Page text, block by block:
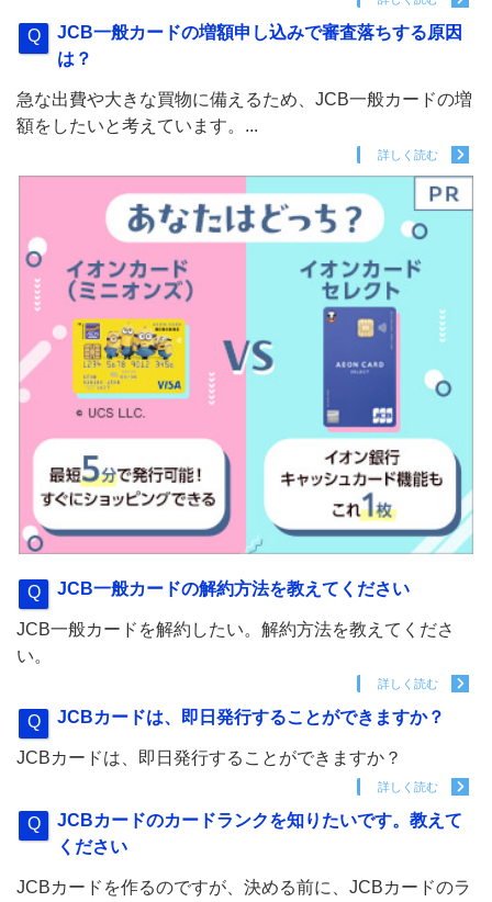
JCB一般カードの増額申し込みで審査落ちする原因
は？
急な出費や大きな買物に備えるため、JCB一般カードの増
額をしたいと考えています。...
詳しく読む
JCB一般カードの解約方法を教えてください
JCB一般カードを解約したい。解約方法を教えてくださ
い。
詳しく読む
JCBカードは、即日発行することができますか？
JCBカードは、即日発行することができますか？
詳しく読む
JCBカードのカードランクを知りたいです。教えて
ください
JCBカードを作るのですが、決める前に、JCBカードのラ